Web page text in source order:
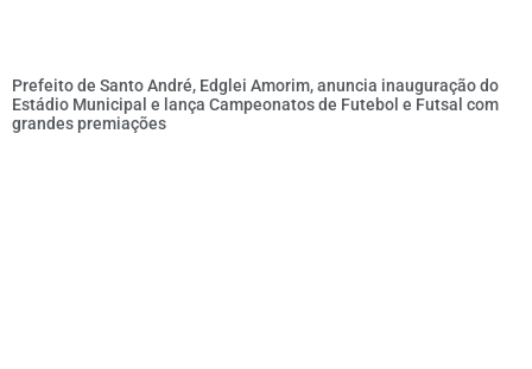
Prefeito de Santo André, Edglei Amorim, anuncia inauguração do
Estádio Municipal e lança Campeonatos de Futebol e Futsal com
grandes premiações